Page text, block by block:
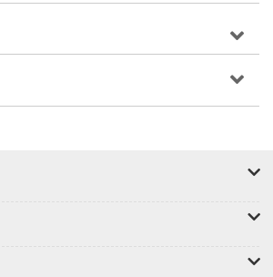
原子筆飛在空中……各種奇幻現象，
感受魔術的異想世界吧！